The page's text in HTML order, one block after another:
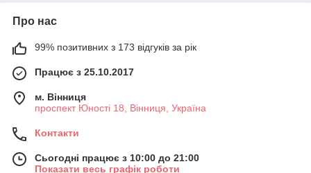
Про нас
99% позитивних з 173 відгуків за рік
Працює з 25.10.2017
м. Вінниця
проспект Юності 18, Вінниця, Україна
Контакти
Сьогодні працює з 10:00 до 21:00
Показати весь графік роботи